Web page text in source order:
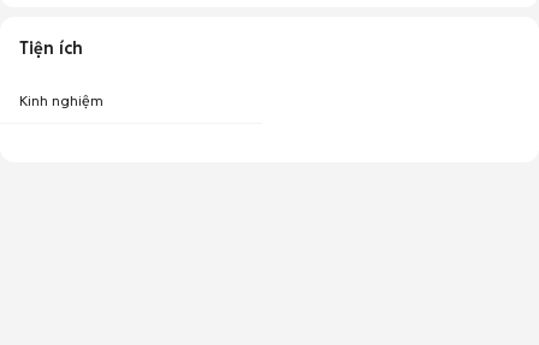
Tiện ích
Kinh nghiệm